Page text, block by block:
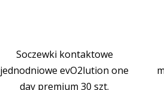
Soczewki kontaktowe
jednodniowe evO2lution one
day premium 30 szt.